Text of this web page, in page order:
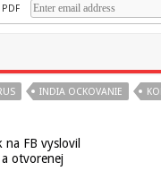
INDIA OCKOVANIE
na FB vyslovil
otvorenej